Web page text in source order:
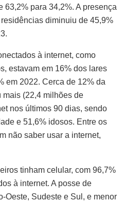
63,2% para 34,2%. A presença
diminuiu de 45,9%
à internet, como
estavam em 16% dos lares
em 2022. Cerca de 12% da
mais (22,4 milhões de
nos últimos 90 dias, sendo
e 51,6% idosos. Entre os
não saber usar a internet,
tinham celular, com 96,7%
à internet. A posse de
Oeste, Sudeste e Sul, e menor